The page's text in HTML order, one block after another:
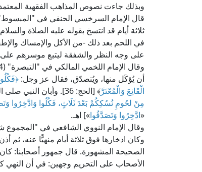
وبذلك جاءت نصوص المذاهب الفقهية
ثلاثة أيام قد انتسخ بقوله عليه الصلاة
في اللحم بعد ذلك -من الأكل والإمساك
على وجه النظر والشفقة ليتبع موسرهم
أن يُؤكَل منها، ويُتصدّق، فقال عز وجل: ﴿
الْقَانِعَ وَالْمُعْتَرَّ﴾ [الحج: 36]. وأبان النبي صلى الله عليه وآله وسلم أن الضحايا كذلك، فقال: «
مِنْ لحُومِ نُسُكِكُمْ بَعْدَ ثَلَاثٍ، فَكُلُوا وَادَّخِرُوا
«ادَّخِرُوا وَتَصَدَّقُوا»] اهـ.
وكان ادخارها فوق ثلاثة أيام منهيًّا عنه،
الصحيحة المشهورة. قال جمهور أصحابنا:
الأصحاب على التحريم وجهين: في أن النهي